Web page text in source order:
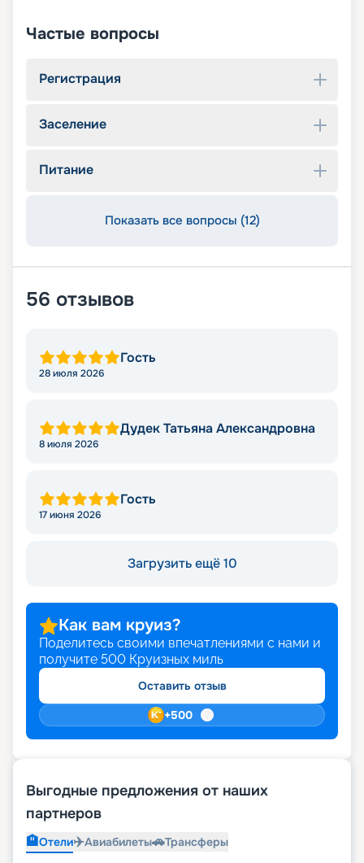
Частые вопросы
Регистрация
Заселение
Питание
Показать все вопросы (12)
56 отзывов
Гость
28 июля 2026
Дудек Татьяна Александровна
8 июля 2026
Гость
17 июня 2026
Загрузить ещё 10
Как вам круиз?
Поделитесь своими впечатлениями с нами и
получите 500 Круизных миль
Оставить отзыв
+500
Выгодные предложения от наших
партнеров
🏨Отели✈️Авиабилеты🚗Трансферы